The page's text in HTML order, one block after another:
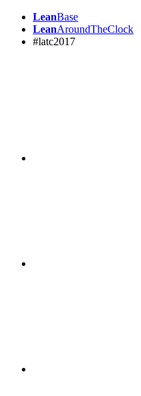
LeanBase
LeanAroundTheClock
#latc2017